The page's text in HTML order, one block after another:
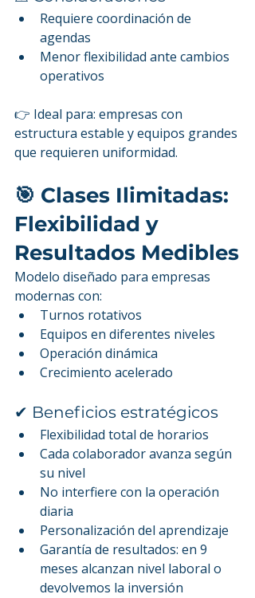
Requiere coordinación de
agendas
Menor flexibilidad ante cambios
operativos
👉 Ideal para: empresas con
estructura estable y equipos grandes
que requieren uniformidad.
🎯 Clases Ilimitadas:
Flexibilidad y
Resultados Medibles
Modelo diseñado para empresas
modernas con:
Turnos rotativos
Equipos en diferentes niveles
Operación dinámica
Crecimiento acelerado
✔ Beneficios estratégicos
Flexibilidad total de horarios
Cada colaborador avanza según
su nivel
No interfiere con la operación
diaria
Personalización del aprendizaje
Garantía de resultados: en 9
meses alcanzan nivel laboral o
devolvemos la inversión